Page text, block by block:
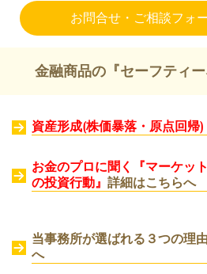
お問合せ・ご相談フォ
金融商品の『セーフティ
資産形成(株価暴落・原点回帰)
お金のプロに聞く『マーケッ
の投資行動』 詳細はこちらへ
当事務所が選ばれる３つの
へ